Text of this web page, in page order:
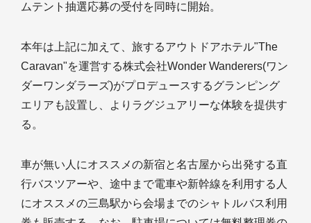
ムテント抽選応募の受付を同時に開始。
本年は上記に加えて、旅するアウトドアホテル"The
Caravan"を運営する株式会社Wonder Wanderers(ワン
ダーワンダラーズ)がプロデュースするグランピング
エリアも設置し、よりラグジュアリーな体験を提供す
る。
車が無い人にオススメの新宿と名古屋から出発する直
行バスツアーや、途中まで電車や新幹線を利用する人
にオススメの三島駅から会場までのシャトルバス利用